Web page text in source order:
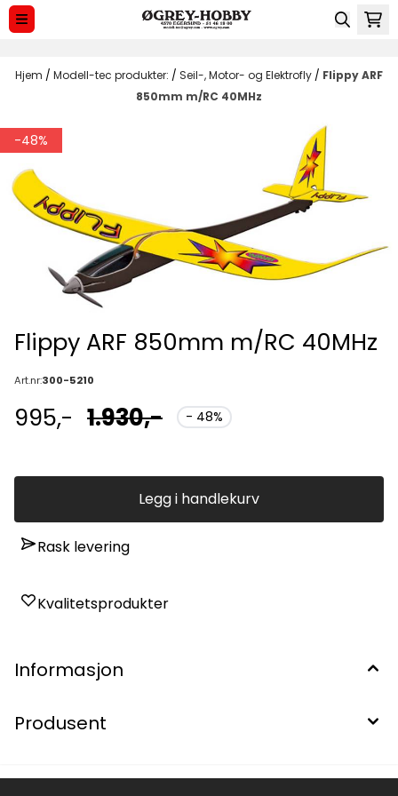
Hopp til innhold
Hjem / Modell-tec produkter: / Seil-, Motor- og Elektrofly / Flippy ARF
850mm m/RC 40MHz
-48%
Flippy ARF 850mm m/RC 40MHz
Art.nr:300-5210
995,- 1.930,- - 48%
Legg i handlekurv
Rask levering
Kvalitetsprodukter
Informasjon
Produsent